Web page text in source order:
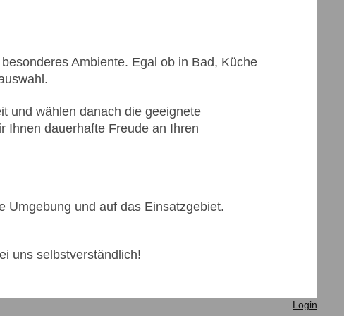
Ambiente. Egal ob in Bad, Küche
und wählen danach die geeignete
Ihnen dauerhafte Freude an Ihren
Umgebung und auf das Einsatzgebiet.
uns selbstverständlich!
Login